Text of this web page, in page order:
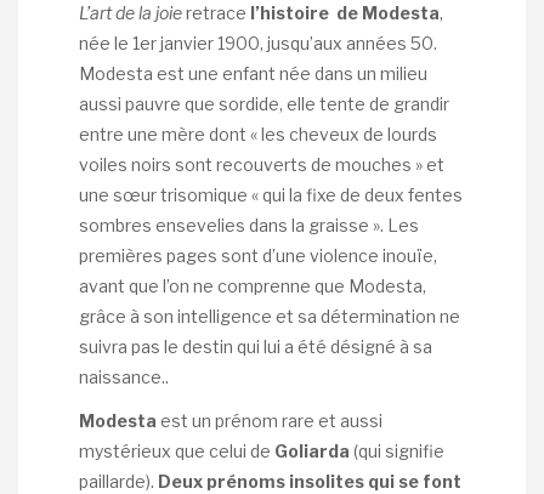
L’art de la joieretrace l’histoire de Modesta,
née le 1er janvier 1900, jusqu’aux années 50.
Modesta est une enfant née dans un milieu
aussi pauvre que sordide, elle tente de grandir
entre une mère dont « les cheveux de lourds
voiles noirs sont recouverts de mouches » et
une sœur trisomique « qui la fixe de deux fentes
sombres ensevelies dans la graisse ». Les
premières pages sont d’une violence inouïe,
avant que l’on ne comprenne que Modesta,
grâce à son intelligence et sa détermination ne
suivra pas le destin qui lui a été désigné à sa
naissance..
Modesta est un prénom rare et aussi
mystérieux que celui de Goliarda (qui signifie
paillarde). Deux prénoms insolites qui se font